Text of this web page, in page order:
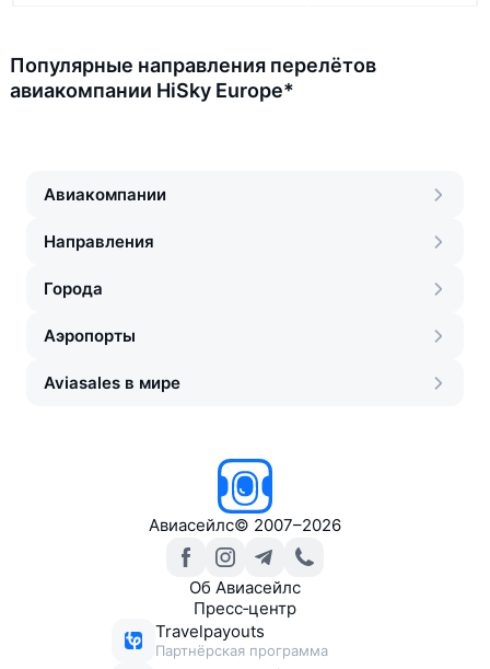
Популярные направления перелётов
авиакомпании HiSky Europe*
Авиакомпании
Направления
Города
Аэропорты
Aviasales в мире
Авиасейлс© 2007–2026
Об Авиасейлс
Пресс‑центр
Travelpayouts
Партнёрская программа